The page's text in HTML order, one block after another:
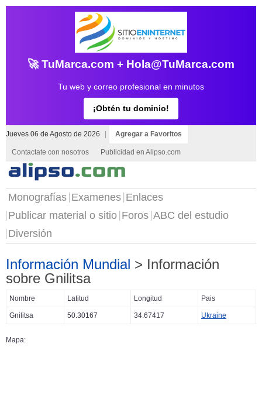
🚀 TuMarca.com + Hola@TuMarca.com
Tu web y correo profesional en minutos
¡Obtén tu dominio!
Jueves 06 de Agosto de 2026 Agregar a Favoritos
Contactate con nosotros Publicidad en Alipso.com
Monografías Examenes Enlaces
Publicar material o sitio Foros ABC del estudio
Diversión
Información Mundial > Información
sobre Gnilitsa
Nombre Latitud Longitud Pais
Gnilitsa 50.30167 34.67417 Ukraine
Mapa: